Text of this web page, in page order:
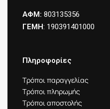
ΑΦΜ: 803135356
ΓΕΜΗ: 190391401000
Πληροφορίες
Τρόποι παραγγελίας
Τρόποι πληρωμής
Τρόποι αποστολής